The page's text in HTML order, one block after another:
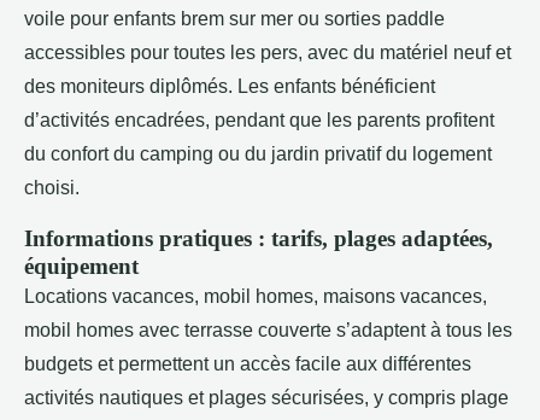
voile pour enfants brem sur mer ou sorties paddle
accessibles pour toutes les pers, avec du matériel neuf et
des moniteurs diplômés. Les enfants bénéficient
d’activités encadrées, pendant que les parents profitent
du confort du camping ou du jardin privatif du logement
choisi.
Informations pratiques : tarifs, plages adaptées,
équipement
Locations vacances, mobil homes, maisons vacances,
mobil homes avec terrasse couverte s’adaptent à tous les
budgets et permettent un accès facile aux différentes
activités nautiques et plages sécurisées, y compris plage